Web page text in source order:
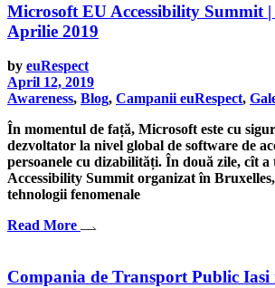
Microsoft EU Accessibility Summit |
Aprilie 2019
by euRespect
April 12, 2019
Awareness, Blog, Campanii euRespect,
În momentul de față, Microsoft este cu
dezvoltator la nivel global de software de
persoanele cu dizabilități. În două zile, cît
Accessibility Summit organizat în
tehnologii fenomenale
Read More
Compania de Transport Public